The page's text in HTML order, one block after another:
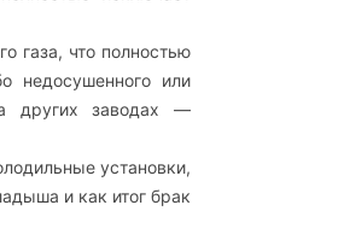
газа, что полностью
недосушенного или
других заводах —
установки,
и как итог брак